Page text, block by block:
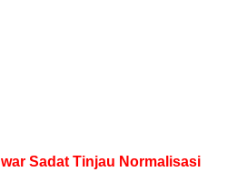
Sadat Tinjau Normalisasi